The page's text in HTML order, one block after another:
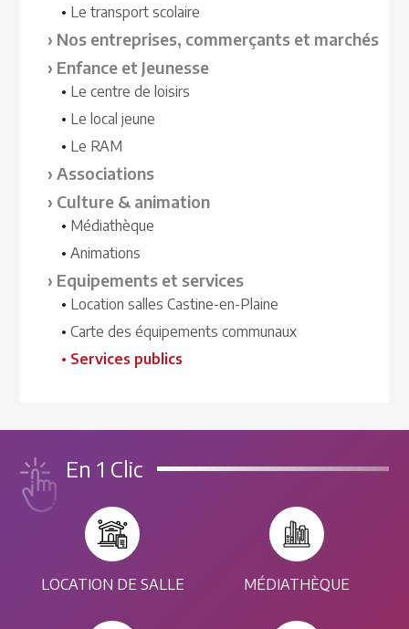
Le transport scolaire
Nos entreprises, commerçants et marchés
Enfance et Jeunesse
Le centre de loisirs
Le local jeune
Le RAM
Associations
Culture & animation
Médiathèque
Animations
Equipements et services
Location salles Castine-en-Plaine
Carte des équipements communaux
Services publics
En 1 Clic
LOCATION DE SALLE MÉDIATHÈQUE